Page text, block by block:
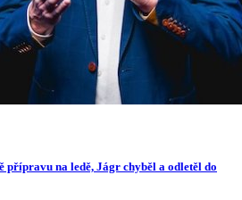
přípravu na ledě, Jágr chyběl a odletěl do